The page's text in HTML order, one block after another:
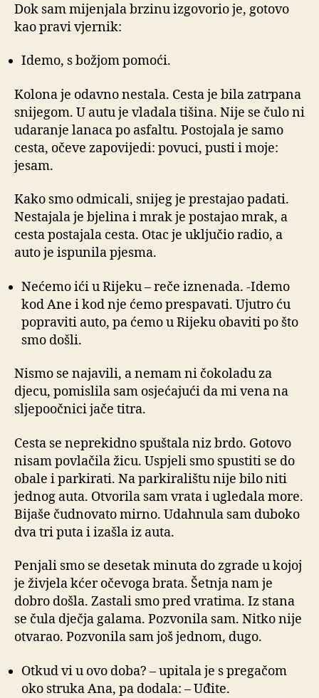
Dok sam mijenjala brzinu izgovorio je, gotovo
kao pravi vjernik:
Idemo, s božjom pomoći.
Kolona je odavno nestala. Cesta je bila zatrpana
snijegom. U autu je vladala tišina. Nije se čulo ni
udaranje lanaca po asfaltu. Postojala je samo
cesta, očeve zapovijedi: povuci, pusti i moje:
jesam.
Kako smo odmicali, snijeg je prestajao padati.
Nestajala je bjelina i mrak je postajao mrak, a
cesta postajala cesta. Otac je uključio radio, a
auto je ispunila pjesma.
Nećemo ići u Rijeku – reče iznenada. -Idemo
kod Ane i kod nje ćemo prespavati. Ujutro ću
popraviti auto, pa ćemo u Rijeku obaviti po što
smo došli.
Nismo se najavili, a nemam ni čokoladu za
djecu, pomislila sam osjećajući da mi vena na
sljepoočnici jače titra.
Cesta se neprekidno spuštala niz brdo. Gotovo
nisam povlačila žicu. Uspjeli smo spustiti se do
obale i parkirati. Na parkiralištu nije bilo niti
jednog auta. Otvorila sam vrata i ugledala more.
Bijaše čudnovato mirno. Udahnula sam duboko
dva tri puta i izašla iz auta.
Penjali smo se desetak minuta do zgrade u kojoj
je živjela kćer očevoga brata. Šetnja nam je
dobro došla. Zastali smo pred vratima. Iz stana
se čula dječja galama. Pozvonila sam. Nitko nije
otvarao. Pozvonila sam još jednom, dugo.
Otkud vi u ovo doba? – upitala je s pregačom
oko struka Ana, pa dodala: – Uđite.